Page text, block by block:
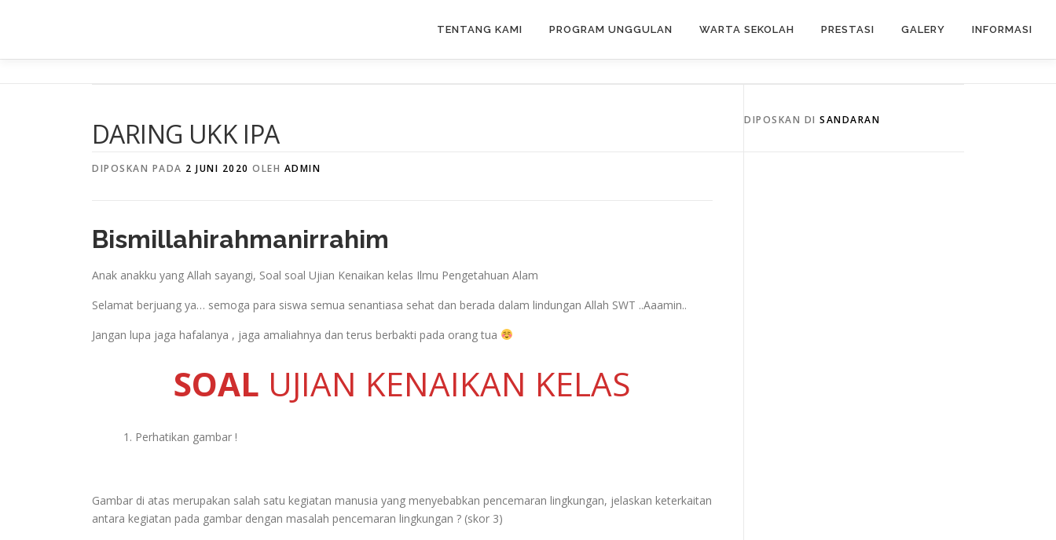
TENTANG KAMI PROGRAM UNGGULAN WARTA SEKOLAH PRESTASI GALERY INFORMASI
DARING UKK IPA
DIPOSKAN PADA 2 JUNI 2020 OLEH ADMIN
Bismillahirahmanirrahim
Anak anakku yang Allah sayangi, Soal soal Ujian Kenaikan kelas Ilmu Pengetahuan Alam
Selamat berjuang ya… semoga para siswa semua senantiasa sehat dan berada dalam lindungan Allah SWT ..Aaamin..
Jangan lupa jaga hafalanya , jaga amaliahnya dan terus berbakti pada orang tua
SOAL UJIAN KENAIKAN KELAS
Perhatikan gambar !
Gambar di atas merupakan salah satu kegiatan manusia yang menyebabkan pencemaran lingkungan, jelaskan keterkaitan
antara kegiatan pada gambar dengan masalah pencemaran lingkungan ? (skor 3)
DIPOSKAN DI SANDARAN